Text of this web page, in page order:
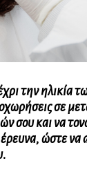
την ηλικία
σε
σου και να
έρευνα, ώστε